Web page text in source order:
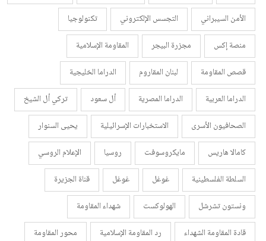
الأمن السيبراني
التجسس الإلكتروني
تكنولوجيا
منصة إكس
مجزرة البيجر
المقاومة الإسلامية
قصص المقاومة
لبنان المقاروم
الدراما الخليجية
الدراما العربية
الدراما المصرية أل سعود
تركي أل الشيخ
الصحافيون الأسرى
الاستخبارات الإسرائيلية
يحيى السنوار
كامالا هاريس
مايكروسوفت روسيا
الإعلام الروسي
السلطة الفلسطينية
غوغل غوغل
قناة الجزيرة
ونستون تشرشل
الهولوكست
شهداء المقاومة
قادة المقاومة الشهداء
رد المقاومة الإسلامية
محور المقاومة